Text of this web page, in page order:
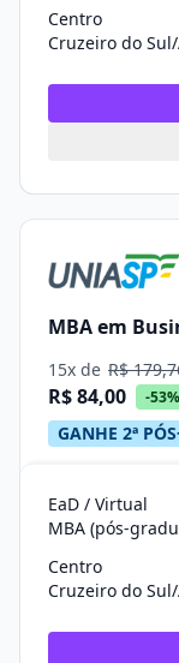
Centro
Cruzeiro do Sul/
MBA em
15x de R$
R$ 84,00 -53%
GANHE 2ª
EaD / Virtual
MBA (pós-
Centro
Cruzeiro do Sul/